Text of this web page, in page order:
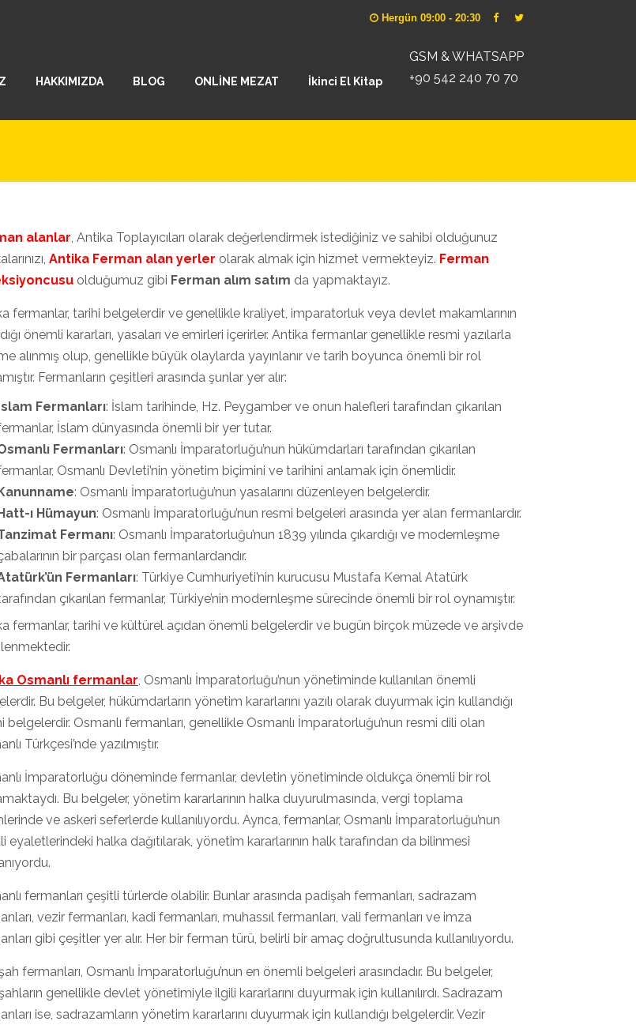
Hergün 09:00 - 20:30
GSM & WHATSAPP
+90 542 240 70 70
HAKKIMIZDA BLOG ONLİNE MEZAT İkinci El Kitap
alanlar, Antika Toplayıcıları olarak değerlendirmek istediğiniz ve sahibi olduğunuz
Antika Ferman alan yerler olarak almak için hizmet vermekteyiz. Ferman
olduğumuz gibi Ferman alım satım da yapmaktayız.
fermanlar, tarihi belgelerdir ve genellikle kraliyet, imparatorluk veya devlet makamlarının
önemli kararları, yasaları ve emirleri içerirler. Antika fermanlar genellikle resmi yazılarla
alınmış olup, genellikle büyük olaylarda yayınlanır ve tarih boyunca önemli bir rol
Fermanların çeşitleri arasında şunlar yer alır:
Fermanları: İslam tarihinde, Hz. Peygamber ve onun halefleri tarafından çıkarılan
İslam dünyasında önemli bir yer tutar.
Fermanları: Osmanlı İmparatorluğu’nun hükümdarları tarafından çıkarılan
Osmanlı Devleti’nin yönetim biçimini ve tarihini anlamak için önemlidir.
: Osmanlı İmparatorluğu’nun yasalarını düzenleyen belgelerdir.
ı Hümayun: Osmanlı İmparatorluğu’nun resmi belgeleri arasında yer alan fermanlardır.
Fermanı: Osmanlı İmparatorluğu’nun 1839 yılında çıkardığı ve modernleşme
bir parçası olan fermanlardandır.
Fermanları: Türkiye Cumhuriyeti’nin kurucusu Mustafa Kemal Atatürk
çıkarılan fermanlar, Türkiye’nin modernleşme sürecinde önemli bir rol oynamıştır.
fermanlar, tarihi ve kültürel açıdan önemli belgelerdir ve bugün birçok müzede ve arşivde
Osmanlı fermanlar, Osmanlı İmparatorluğu’nun yönetiminde kullanılan önemli
Bu belgeler, hükümdarların yönetim kararlarını yazılı olarak duyurmak için kullandığı
belgelerdir. Osmanlı fermanları, genellikle Osmanlı İmparatorluğu’nun resmi dili olan
Türkçesi’nde yazılmıştır.
İmparatorluğu döneminde fermanlar, devletin yönetiminde oldukça önemli bir rol
Bu belgeler, yönetim kararlarının halka duyurulmasında, vergi toplama
ve askeri seferlerde kullanılıyordu. Ayrıca, fermanlar, Osmanlı İmparatorluğu’nun
eyaletlerindeki halka dağıtılarak, yönetim kararlarının halk tarafından da bilinmesi
fermanları çeşitli türlerde olabilir. Bunlar arasında padişah fermanları, sadrazam
vezir fermanları, kadi fermanları, muhassıl fermanları, vali fermanları ve imza
gibi çeşitler yer alır. Her bir ferman türü, belirli bir amaç doğrultusunda kullanılıyordu.
fermanları, Osmanlı İmparatorluğu’nun en önemli belgeleri arasındadır. Bu belgeler,
genellikle devlet yönetimiyle ilgili kararlarını duyurmak için kullanılırdı. Sadrazam
ise, sadrazamların yönetim kararlarını duyurmak için kullandığı belgelerdir. Vezir